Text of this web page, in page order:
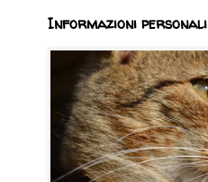
Informazioni personali